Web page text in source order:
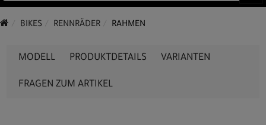
BIKES RENNRÄDER RAHMEN
MODELL PRODUKTDETAILS VARIANTEN
FRAGEN ZUM ARTIKEL